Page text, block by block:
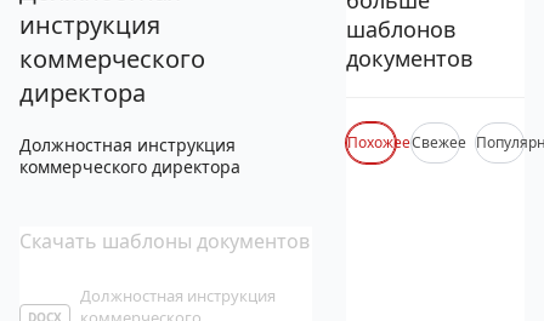
инструкция
коммерческого
директора
Должностная инструкция
коммерческого директора
Скачать шаблоны документов
DOCX
Должностная инструкция
шаблонов
документов
ПохожееСвежее